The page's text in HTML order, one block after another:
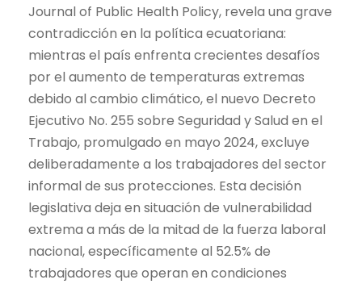
Journal of Public Health Policy, revela una grave
contradicción en la política ecuatoriana:
mientras el país enfrenta crecientes desafíos
por el aumento de temperaturas extremas
debido al cambio climático, el nuevo Decreto
Ejecutivo No. 255 sobre Seguridad y Salud en el
Trabajo, promulgado en mayo 2024, excluye
deliberadamente a los trabajadores del sector
informal de sus protecciones. Esta decisión
legislativa deja en situación de vulnerabilidad
extrema a más de la mitad de la fuerza laboral
nacional, específicamente al 52.5% de
trabajadores que operan en condiciones